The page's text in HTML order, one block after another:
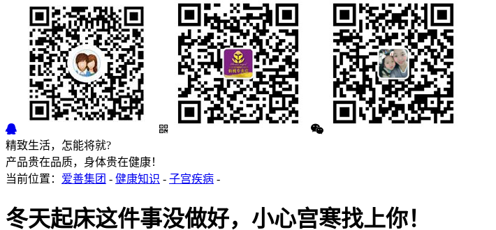
精致生活，怎能将就?
产品贵在品质，身体贵在健康！
当前位置： 爱善集团 - 健康知识 - 子宫疾病 -
冬天起床这件事没做好，小心宫寒找上你！